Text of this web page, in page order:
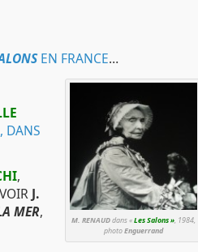
EN FRANCE…
M. RENAUDdans «Les Salons », 1984,
photoEnguerrand
DANS
,
J.
MER,